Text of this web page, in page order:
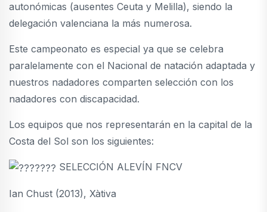
autonómicas (ausentes Ceuta y Melilla), siendo la
delegación valenciana la más numerosa.
Este campeonato es especial ya que se celebra
paralelamente con el Nacional de natación adaptada y
nuestros nadadores comparten selección con los
nadadores con discapacidad.
Los equipos que nos representarán en la capital de la
Costa del Sol son los siguientes:
SELECCIÓN ALEVÍN FNCV
Ian Chust (2013), Xàtiva